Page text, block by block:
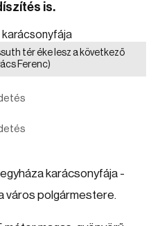
is.
tér éke lesz a következő
Ferenc)
karácsonyfája -
város polgármestere.